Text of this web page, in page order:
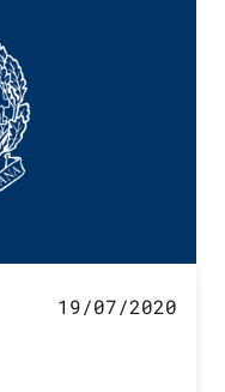
19/07/2020